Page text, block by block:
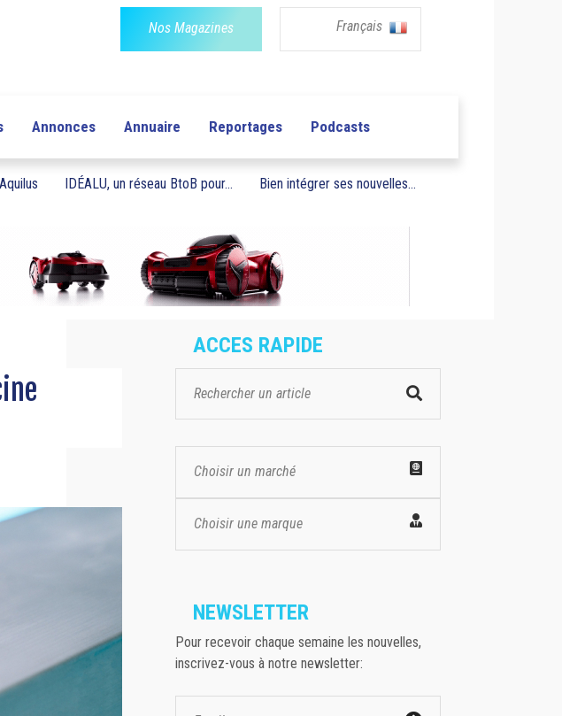
Nos Magazines Français
Annonces Annuaire Reportages Podcasts
IDÉALU, un réseau BtoB pour... Bien intégrer ses nouvelles...
ACCES RAPIDE
Choisir un marché
Choisir une marque
NEWSLETTER
Pour recevoir chaque semaine les nouvelles,
inscrivez-vous à notre newsletter: